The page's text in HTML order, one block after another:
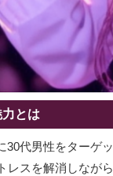
とは
30代男性をターゲ
レスを解消しなが